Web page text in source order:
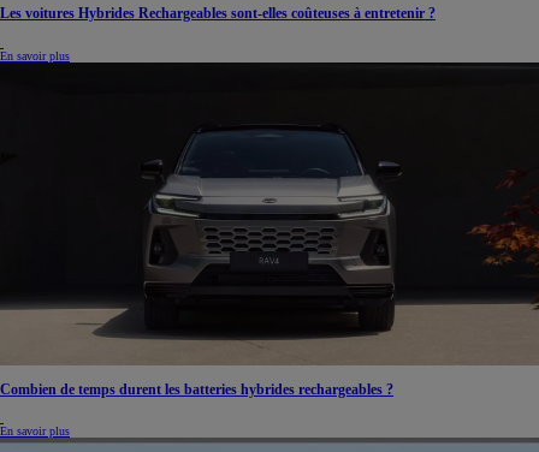
Les voitures Hybrides Rechargeables sont-elles coûteuses à entretenir ?
En savoir plus
Combien de temps durent les batteries hybrides rechargeables ?
En savoir plus